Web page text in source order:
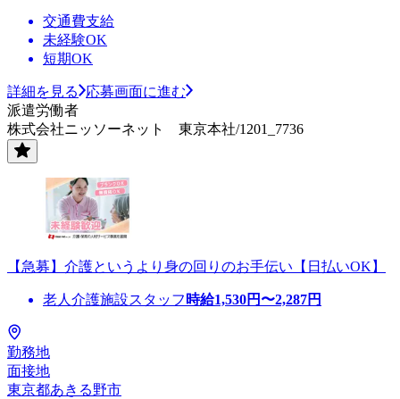
交通費支給
未経験OK
短期OK
詳細を見る
応募画面に進む
派遣労働者
株式会社ニッソーネット 東京本社/1201_7736
【急募】介護というより身の回りのお手伝い【日払いOK】
老人介護施設スタッフ 時給1,530円〜2,287円
勤務地
面接地
東京都あきる野市